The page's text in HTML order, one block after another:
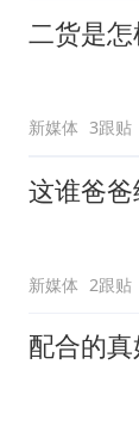
二货是
新媒体 3跟贴
这谁爸
新媒体 2跟贴
配合的